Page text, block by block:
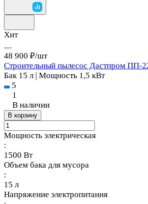
Хит
48 900 ₽/шт
Строительный пылесос Дастпром ПП-
Бак 15 л | Мощность 1,5 кВт
5
1
В наличии
В корзину
Мощность электрическая
:
1500 Вт
Объем бака для мусора
:
15 л
Напряжение электропитания